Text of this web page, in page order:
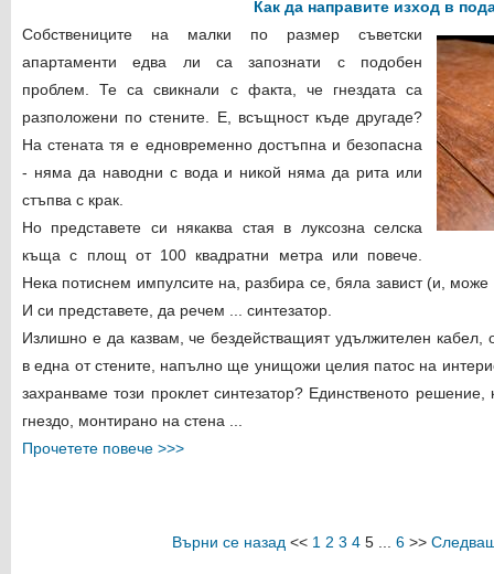
Как да направите изход в
Собствениците на малки по размер съветски
апартаменти едва ли са запознати с подобен
проблем. Те са свикнали с факта, че гнездата са
разположени по стените. Е, всъщност къде другаде?
На стената тя е едновременно достъпна и безопасна
- няма да наводни с вода и никой няма да рита или
стъпва с крак.
Но представете си някаква стая в луксозна селска
къща с площ от 100 квадратни метра или повече.
Нека потиснем импулсите на, разбира се, бяла завист (и,
И си представете, да речем ... синтезатор.
Излишно е да казвам, че бездействащият удължителен кабел,
в една от стените, напълно ще унищожи целия патос на
захранваме този проклет синтезатор? Единственото
гнездо, монтирано на стена ...
Прочетете повече >>>
Върни се назад << 1 2 3 4 5 6>>